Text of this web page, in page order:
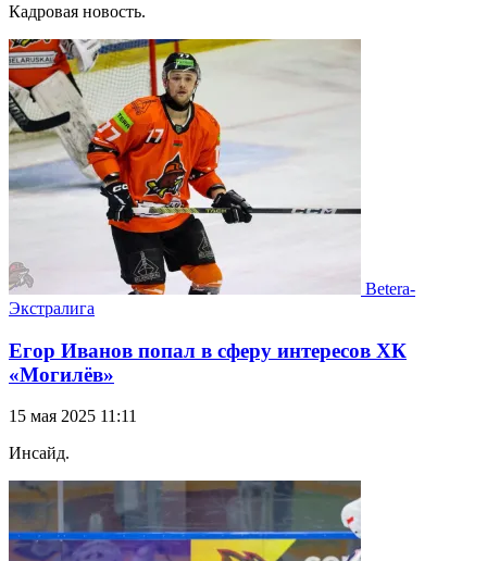
Кадровая новость.
Betera-
Экстралига
Егор Иванов попал в сферу интересов ХК
«Могилёв»
15 мая 2025 11:11
Инсайд.